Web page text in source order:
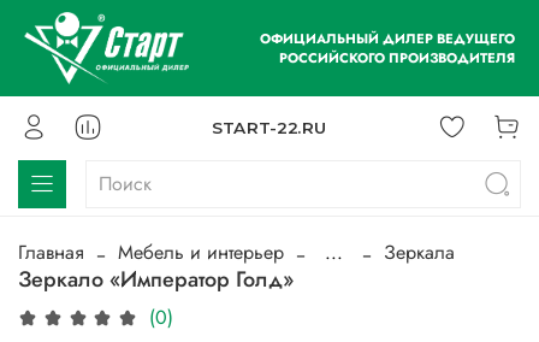
ОФИЦИАЛЬНЫЙ ДИЛЕР ВЕДУЩЕГО
РОССИЙСКОГО ПРОИЗВОДИТЕЛЯ
START-22.RU
Главная Мебель и интерьер ... Зеркала
Зеркало «Император Голд»
(0)